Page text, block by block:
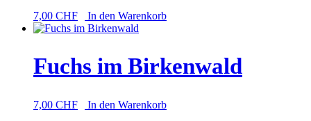
7,00 CHF In den Warenkorb
Fuchs im Birkenwald
7,00 CHF
In den Warenkorb